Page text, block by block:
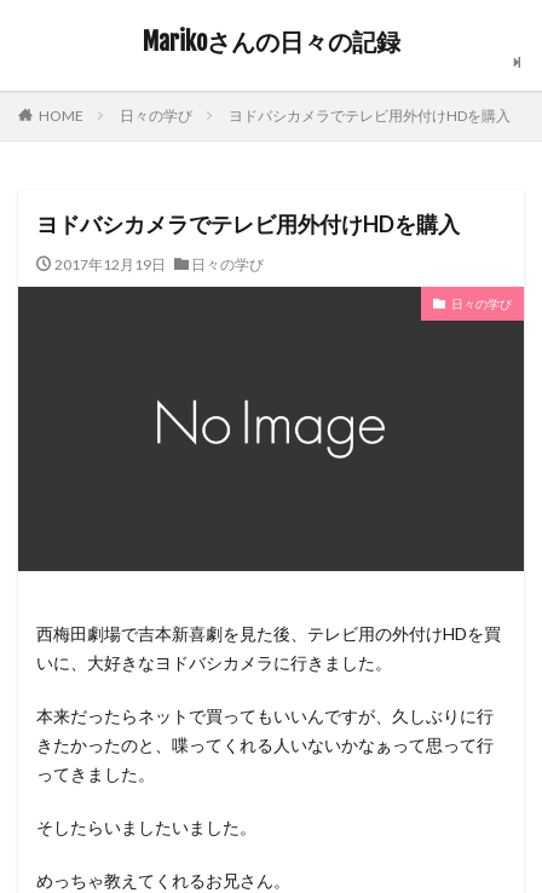
Marikoさんの日々の記録
HOME 日々の学び ヨドバシカメラでテレビ用外付けHDを購入
ヨドバシカメラでテレビ用外付けHDを購入
2017年12月19日 日々の学び
日々の学び
西梅田劇場で吉本新喜劇を見た後、テレビ用の外付けHDを買
いに、大好きなヨドバシカメラに行きました。
本来だったらネットで買ってもいいんですが、久しぶりに行
きたかったのと、喋ってくれる人いないかなぁって思って行
ってきました。
そしたらいましたいました。
めっちゃ教えてくれるお兄さん。